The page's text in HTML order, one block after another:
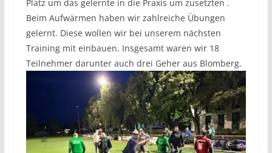
Platz um das gelernte in die Praxis um zusetzten .
Beim Aufwärmen haben wir zahlreiche Übungen
gelernt. Diese wollen wir bei unserem nächsten
Training mit einbauen. Insgesamt waren wir 18
Teilnehmer darunter auch drei Geher aus Blomberg.